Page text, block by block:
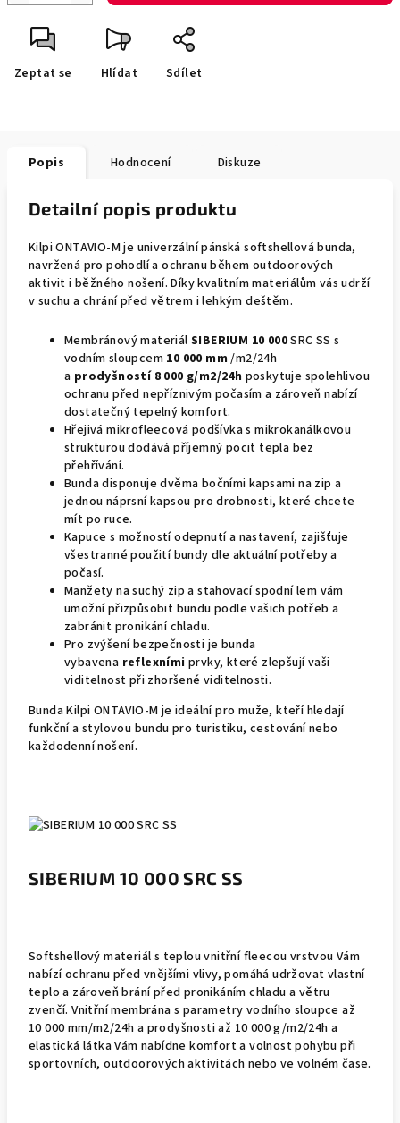
Zeptat se Hlídat Sdílet
Popis Hodnocení Diskuze
Detailní popis produktu
Kilpi ONTAVIO-M je univerzální pánská softshellová bunda,
navržená pro pohodlí a ochranu během outdoorových
aktivit i běžného nošení. Díky kvalitním materiálům vás udrží
v suchu a chrání před větrem i lehkým deštěm.
Membránový materiál SIBERIUM 10 000SRC SS s
vodním sloupcem 10 000 mm /m2/24h
a prodyšností 8 000 g/m2/24h poskytuje spolehlivou
ochranu před nepříznivým počasím a zároveň nabízí
dostatečný tepelný komfort.
Hřejivá mikrofleecová podšívka s mikrokanálkovou
strukturou dodává příjemný pocit tepla bez
přehřívání.
Bunda disponuje dvěma bočními kapsami na zip a
jednou náprsní kapsou pro drobnosti, které chcete
mít po ruce.
Kapuce s možností odepnutí a nastavení, zajišťuje
všestranné použití bundy dle aktuální potřeby a
počasí.
Manžety na suchý zip a stahovací spodní lem vám
umožní přizpůsobit bundu podle vašich potřeb a
zabránit pronikání chladu.
Pro zvýšení bezpečnosti je bunda
vybavena reflexními prvky, které zlepšují vaši
viditelnost při zhoršené viditelnosti.
Bunda Kilpi ONTAVIO-M je ideální pro muže, kteří hledají
funkční a stylovou bundu pro turistiku, cestování nebo
každodenní nošení.
SIBERIUM 10 000 SRC SS
Softshellový materiál s teplou vnitřní fleecou vrstvou Vám
nabízí ochranu před vnějšími vlivy, pomáhá udržovat vlastní
teplo a zároveň brání před pronikáním chladu a větru
zvenčí. Vnitřní membrána s parametry vodního sloupce až
10 000 mm/m2/24h a prodyšnosti až 10 000 g/m2/24h a
elastická látka Vám nabídne komfort a volnost pohybu při
sportovních, outdoorových aktivitách nebo ve volném čase.